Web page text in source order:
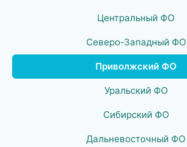
Центральный ФО
Северо-Западный ФО
Приволжский ФО
Уральский ФО
Сибирский ФО
Дальневосточный ФО